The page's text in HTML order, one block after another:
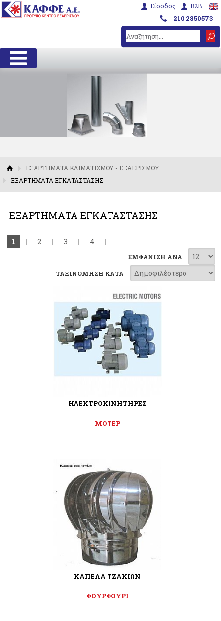
B2B
Είσοδος
210 2850573
ΕΞΑΡΤΗΜΑΤΑ ΚΛΙΜΑΤΙΣΜΟΥ - ΕΞΑΕΡΙΣΜΟΥ
ΕΞΑΡΤΗΜΑΤΑ ΕΓΚΑΤΑΣΤΑΣΗΣ
ΕΞΑΡΤΗΜΑΤΑ ΕΓΚΑΤΑΣΤΑΣΗΣ
1 | 2 | 3 | 4 |
ΕΜΦΑΝΙΣΗ ΑΝΑ
ΤΑΞΙΝΟΜΗΣΗ ΚΑΤΑ
ΗΛΕΚΤΡΟΚΙΝΗΤΗΡΕΣ
ΜΟΤΕΡ
ΚΑΠΕΛΑ ΤΖΑΚΙΩΝ
ΦΟΥΡΦΟΥΡΙ